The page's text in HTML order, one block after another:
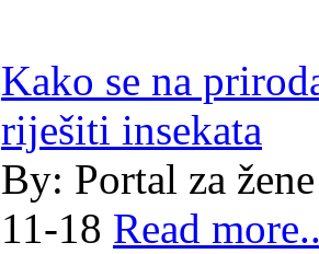
Kako se na
riješiti insekata
By: Portal za žene
11-18 Read